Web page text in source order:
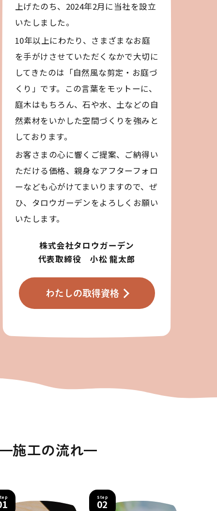
上げたのち、2024年2月に当社を設立
いたしました。
10年以上にわたり、さまざまなお庭
を手がけさせていただくなかで大切に
してきたのは「自然風な剪定・お庭づ
くり」です。この言葉をモットーに、
庭木はもちろん、石や水、土などの自
然素材をいかした空間づくりを強みと
しております。
お客さまの心に響くご提案、ご納得い
ただける価格、親身なアフターフォロ
ーなども心がけてまいりますので、ぜ
ひ、タロウガーデンをよろしくお願い
いたします。
株式会社タロウガーデン
代表取締役 小松 龍太郎
わたしの取得資格
施工の流れ
Step
02